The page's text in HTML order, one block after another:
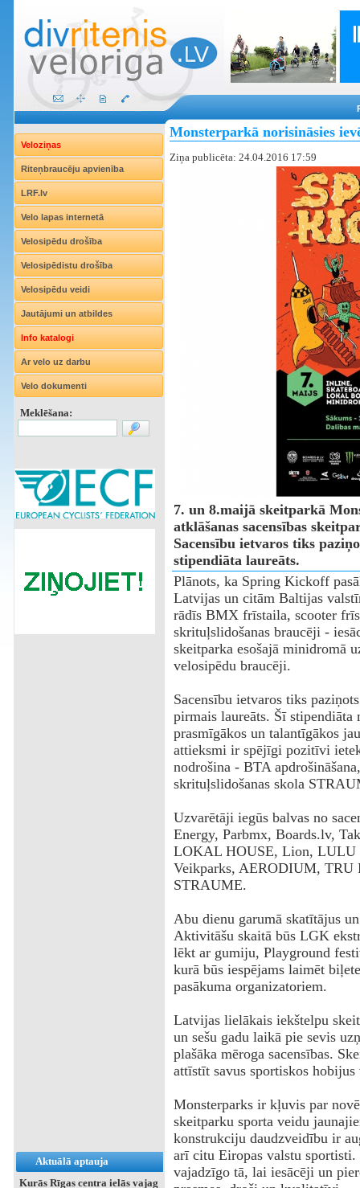
Veloziņas
Riteņbraucēju apvienība
LRF.lv
Velo lapas internetā
Velosipēdu drošība
Velosipēdistu drošība
Velosipēdu veidi
Jautājumi un atbildes
Info katalogi
Ar velo uz darbu
Velo dokumenti
Meklēšana:
Aktuālā aptauja
Kurās Rīgas centra ielās vajag
Monsterparkā norisināsies
Ziņa publicēta: 24.04.2016 17:59
7. un 8.maijā skeitparkā
atklāšanas sacensības
Sacensību ietvaros tiks
stipendiāta laureāts.
Plānots, ka Spring Kickoff
Latvijas un citām Baltijas
rādīs BMX frīstaila, scooter
skrituļslidošanas braucēji -
skeitparka esošajā minidromā
velosipēdu braucēji.
Sacensību ietvaros tiks
pirmais laureāts. Šī
prasmīgākos un talantīgākos
attieksmi ir spējīgi pozitīvi
nodrošina - BTA
skrituļslidošanas skola
Uzvarētāji iegūs balvas no
Energy, Parbmx, Boards.lv,
LOKAL HOUSE, Lion, LULU
Veikparks, AERODIUM, TRU
STRAUME.
Abu dienu garumā skatītājus
Aktivitāšu skaitā būs LGK
lēkt ar gumiju, Playground
kurā būs iespējams laimēt
pasākuma organizatoriem.
Latvijas lielākais iekštelpu
un sešu gadu laikā pie sevis
plašāka mēroga sacensības.
attīstīt savus sportiskos hobijus
Monsterparks ir kļuvis par
skeitparku sporta veidu
konstrukciju daudzveidību ir
arī citu Eiropas valstu
vajadzīgo tā, lai iesācēji un